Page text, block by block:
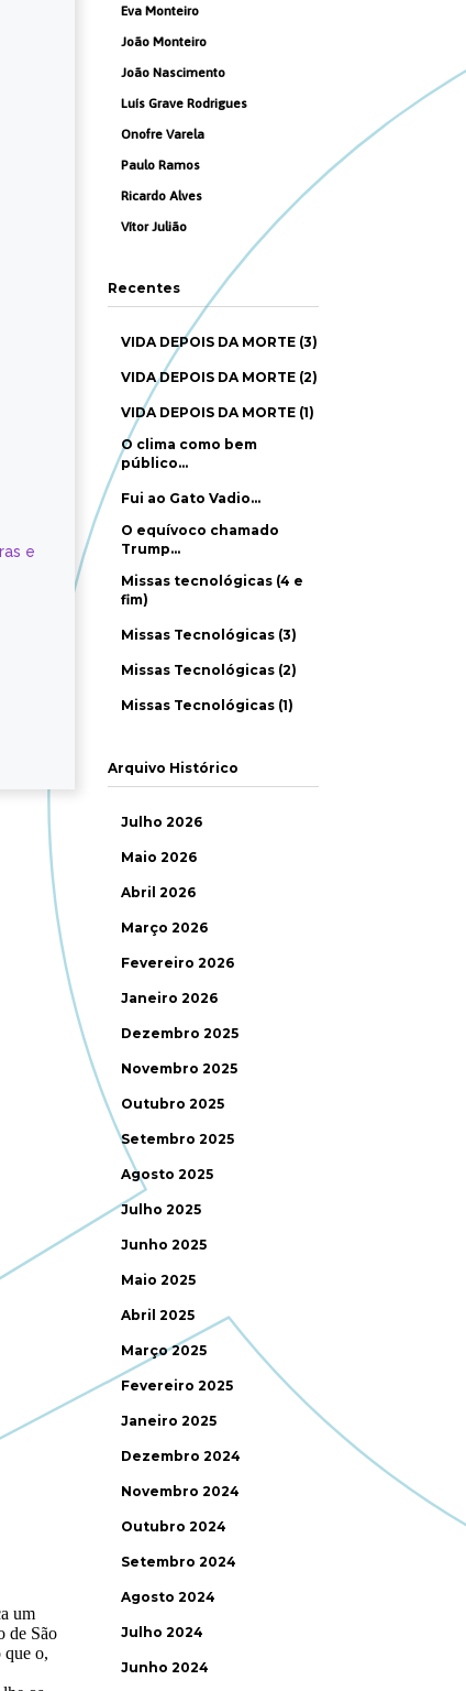
e
Eva Monteiro
João Monteiro
João Nascimento
Luís Grave Rodrigues
Onofre Varela
Paulo Ramos
Ricardo Alves
Vítor Julião
Recentes
VIDA DEPOIS DA MORTE (3)
VIDA DEPOIS DA MORTE (2)
VIDA DEPOIS DA MORTE (1)
O clima como bem
público…
Fui ao Gato Vadio…
O equívoco chamado
Trump…
Missas tecnológicas (4 e
fim)
Missas Tecnológicas (3)
Missas Tecnológicas (2)
Missas Tecnológicas (1)
Arquivo Histórico
Julho 2026
Maio 2026
Abril 2026
Março 2026
Fevereiro 2026
Janeiro 2026
Dezembro 2025
Novembro 2025
Outubro 2025
Setembro 2025
Agosto 2025
Julho 2025
Junho 2025
Maio 2025
Abril 2025
Março 2025
Fevereiro 2025
Janeiro 2025
Dezembro 2024
Novembro 2024
Outubro 2024
Setembro 2024
Agosto 2024
Julho 2024
Junho 2024